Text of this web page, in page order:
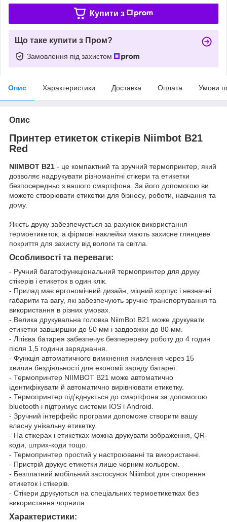
Купити з
Що таке купити з Пром?
Замовлення під захистом
Опис Характеристики Доставка Оплата Умови
Опис
Принтер етикеток стікерів Niimbot B21
Red
NIIMBOT B21 - це компактний та зручний термопринтер, який
дозволяє надрукувати різноманітні стікери та етикетки
безпосередньо з вашого смартфона. 3а його допомогою ви
можете створювати етикетки для бізнесу, роботи, навчання та
дому.
Якість друку забезпечується за рахунок використання
термоетикеток, а фірмові наклейки мають захисне глянцеве
покриття для захисту від вологи та світла.
Особливості та переваги:
- Ручний багатофункціональний термопринтер для друку
стікерів і етикеток в один клік.
- Прилад має ергономічний дизайн, міцний корпус і незначні
габарити та вагу, які забезпечують зручне транспортування та
використання в різних умовах.
- Велика друкувальна головка NiimBot B21 може друкувати
етикетки завширшки до 50 мм і завдовжки до 80 мм.
- Літієва батарея забезпечує безперервну роботу до 4 годин
після 1,5 години заряджання.
- Функція автоматичного вимкнення живлення через 15
хвилин бездіяльності для економії заряду батареї.
- Термопринтер NIIMBOT B21 може автоматично
ідентифікувати й автоматично вирівнювати етикетку.
- Термопринтер під'єднується до смартфона за допомогою
bluetooth і підтримує системи IOS і Android.
- Зручний інтерфейс програми допоможе створити вашу
власну унікальну етикетку.
- На стікерах і етикетках можна друкувати зображення, QR-
коди, штрих-коди тощо.
- Термопринтер простий у настроюванні та використанні.
- Пристрій друкує етикетки лише чорним кольором.
- Безплатний мобільний застосунок Niiimbot для створення
етикеток і стікерів.
- Стікери друкуються на спеціальних термоетикетках без
використання чорнила.
Характеристики: